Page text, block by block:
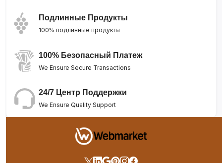
Подлинные Продукты
100% подлинные продукты
100% Безопасный Платеж
We Ensure Secure Transactions
24/7 Центр Поддержки
We Ensure Quality Support